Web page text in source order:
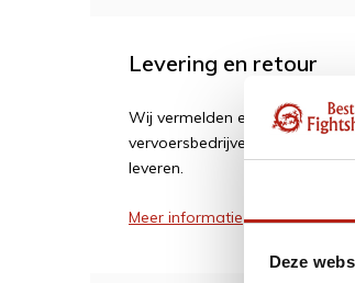
Deze
Levering en retour
Wij vermelden een geschatte
vervoersbedrijven of
leveren.
Meer informatie